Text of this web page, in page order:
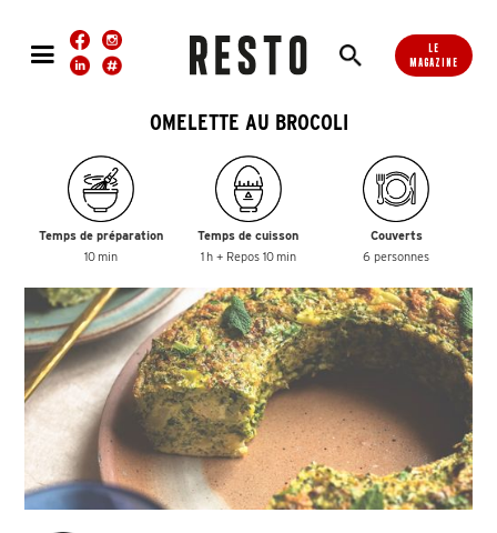
LE
MAGAZINE
OMELETTE AU BROCOLI
Temps de préparation
10 min
Temps de cuisson
1 h + Repos 10 min
Couverts
6 personnes